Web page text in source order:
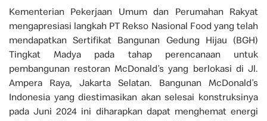
Kementerian Pekerjaan Umum dan Perumahan Rakyat
mengapresiasi langkah PT Rekso Nasional Food yang telah
mendapatkan Sertifikat Bangunan Gedung Hijau (BGH)
Tingkat Madya pada tahap perencanaan untuk
pembangunan restoran McDonald’s yang berlokasi di Jl.
Ampera Raya, Jakarta Selatan. Bangunan McDonald’s
Indonesia yang diestimasikan akan selesai konstruksinya
pada Juni 2024 ini diharapkan dapat menghemat energi